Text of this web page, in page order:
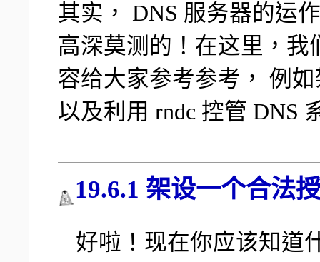
其实， DNS 服务器的运
高深莫测的！在这里，
容给大家参考参考， 例
以及利用 rndc 控管 DNS
19.6.1 架设一个合法
好啦！现在你应该知道